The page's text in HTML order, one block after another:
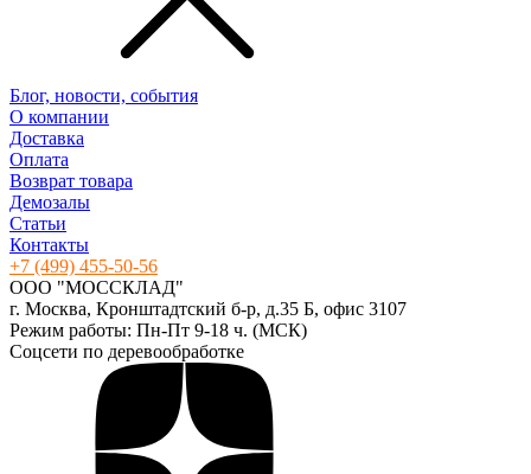
Блог, новости, события
О компании
Доставка
Оплата
Возврат товара
Демозалы
Статьи
Контакты
+7 (499) 455-50-56
ООО "МОССКЛАД"
г. Москва, Кронштадтский б-р, д.35 Б, офис 3107
Режим работы: Пн-Пт 9-18 ч. (МСК)
Соцсети по деревообработке